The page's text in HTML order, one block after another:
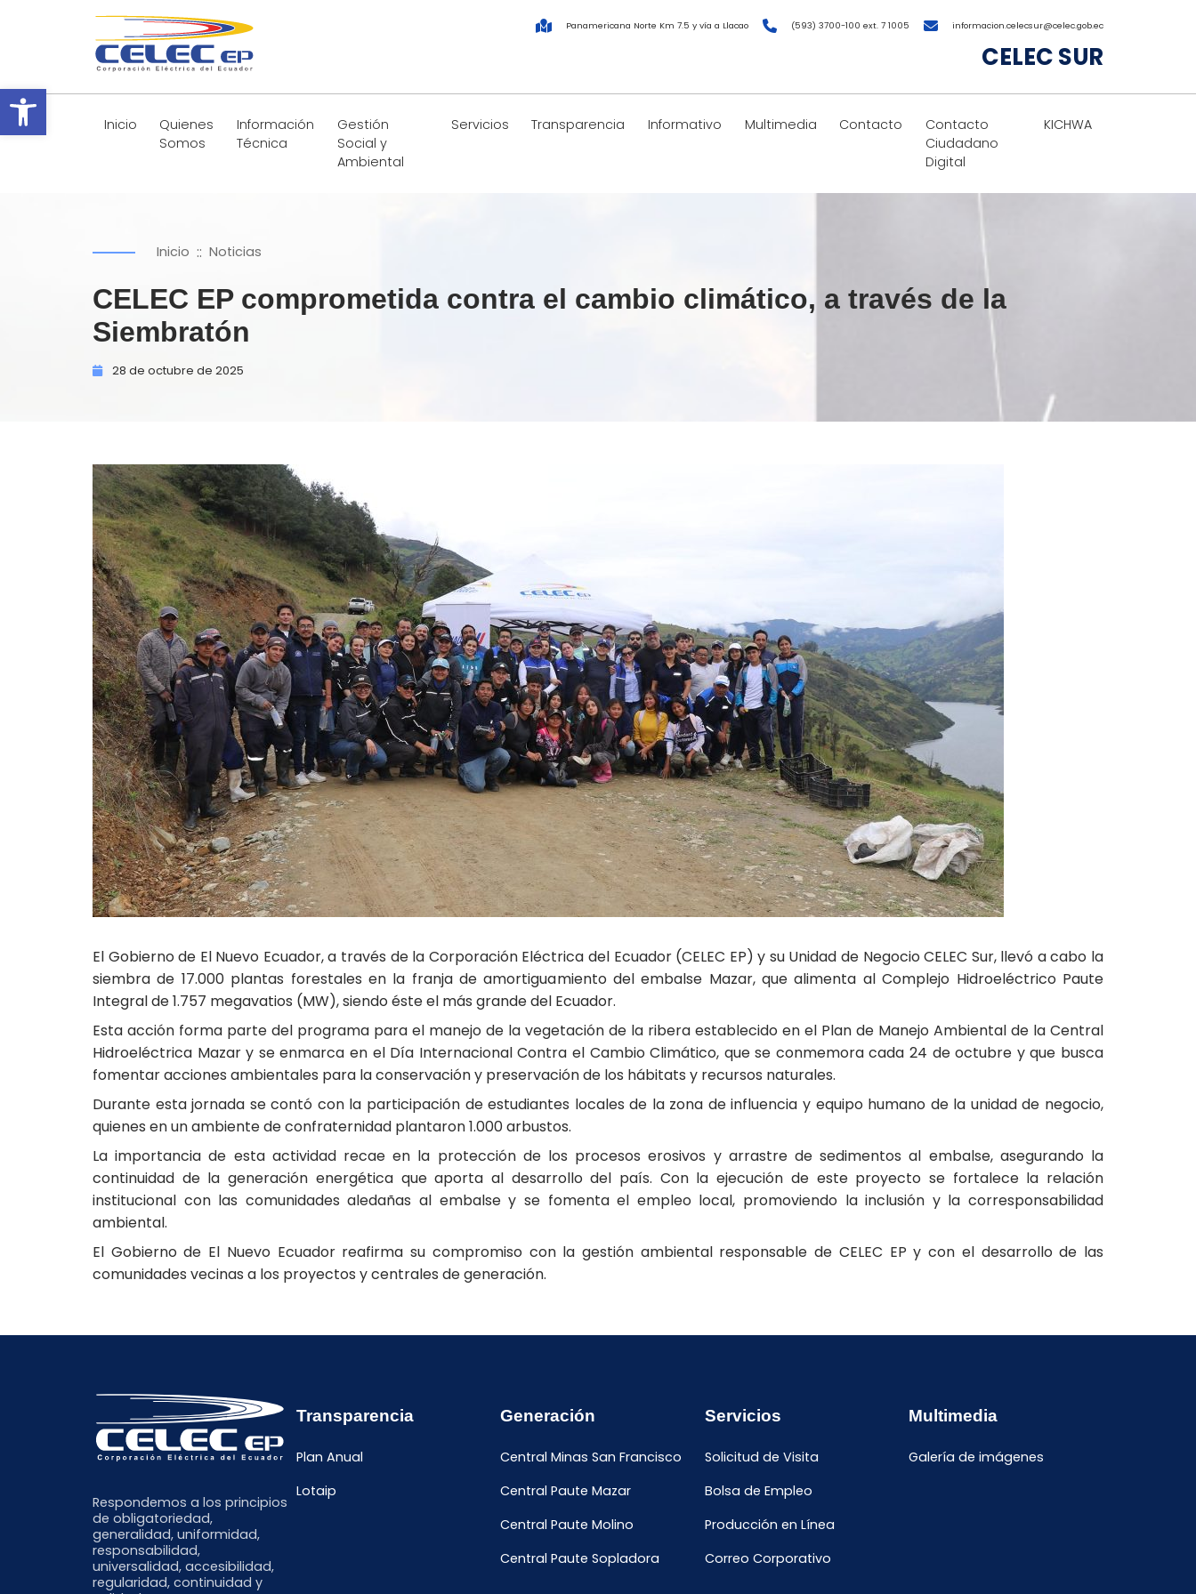
Abrir barra de herramientas
Panamericana Norte Km 7.5 y vía a Llacao (593) 3700-100 ext. 7 1005 informacion.celecsur@celec.gob.ec
CELEC SUR
Inicio
Quienes
Somos
Información
Técnica
Gestión
Social y
Ambiental
Servicios Transparencia Informativo Multimedia Contacto
Contacto
Ciudadano
Digital
KICHWA
Inicio :: Noticias
CELEC EP comprometida contra el cambio climático, a través de la
Siembratón
28 de octubre de 2025
El Gobierno de El Nuevo Ecuador, a través de la Corporación Eléctrica del Ecuador (CELEC EP) y su Unidad de Negocio CELEC Sur, llevó a cabo la
siembra de 17.000 plantas forestales en la franja de amortiguamiento del embalse Mazar, que alimenta al Complejo Hidroeléctrico Paute
Integral de 1.757 megavatios (MW), siendo éste el más grande del Ecuador.
Esta acción forma parte del programa para el manejo de la vegetación de la ribera establecido en el Plan de Manejo Ambiental de la Central
Hidroeléctrica Mazar y se enmarca en el Día Internacional Contra el Cambio Climático, que se conmemora cada 24 de octubre y que busca
fomentar acciones ambientales para la conservación y preservación de los hábitats y recursos naturales.
Durante esta jornada se contó con la participación de estudiantes locales de la zona de influencia y equipo humano de la unidad de negocio,
quienes en un ambiente de confraternidad plantaron 1.000 arbustos.
La importancia de esta actividad recae en la protección de los procesos erosivos y arrastre de sedimentos al embalse, asegurando la
continuidad de la generación energética que aporta al desarrollo del país. Con la ejecución de este proyecto se fortalece la relación
institucional con las comunidades aledañas al embalse y se fomenta el empleo local, promoviendo la inclusión y la corresponsabilidad
ambiental.
El Gobierno de El Nuevo Ecuador reafirma su compromiso con la gestión ambiental responsable de CELEC EP y con el desarrollo de las
comunidades vecinas a los proyectos y centrales de generación.
Respondemos a los principios
de obligatoriedad,
generalidad, uniformidad,
responsabilidad,
universalidad, accesibilidad,
regularidad, continuidad y
Transparencia
Plan Anual
Lotaip
Generación
Central Minas San Francisco
Central Paute Mazar
Central Paute Molino
Central Paute Sopladora
Servicios
Solicitud de Visita
Bolsa de Empleo
Producción en Línea
Correo Corporativo
Multimedia
Galería de imágenes